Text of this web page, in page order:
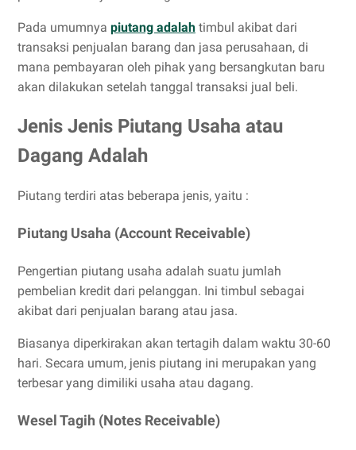
Pada umumnya piutang adalah timbul akibat dari
transaksi penjualan barang dan jasa perusahaan, di
mana pembayaran oleh pihak yang bersangkutan baru
akan dilakukan setelah tanggal transaksi jual beli.
Jenis Jenis Piutang Usaha atau
Dagang Adalah
Piutang terdiri atas beberapa jenis, yaitu :
Piutang Usaha (Account Receivable)
Pengertian piutang usaha adalah suatu jumlah
pembelian kredit dari pelanggan. Ini timbul sebagai
akibat dari penjualan barang atau jasa.
Biasanya diperkirakan akan tertagih dalam waktu 30-60
hari. Secara umum, jenis piutang ini merupakan yang
terbesar yang dimiliki usaha atau dagang.
Wesel Tagih (Notes Receivable)